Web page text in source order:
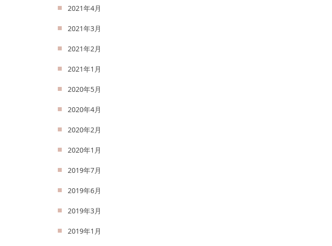
2021年4月
2021年3月
2021年2月
2021年1月
2020年5月
2020年4月
2020年2月
2020年1月
2019年7月
2019年6月
2019年3月
2019年1月